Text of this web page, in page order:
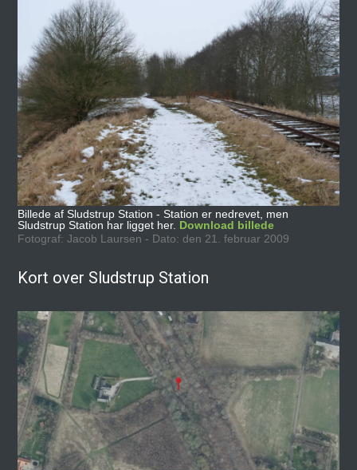
Billede af Sludstrup Station - Station er nedrevet, men
Sludstrup Station har ligget her. Download billede
Fotograf: Jacob Laursen - Dato: den 21. februar 2009
Kort over Sludstrup Station